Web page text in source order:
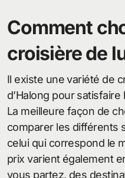
Comment
croisière de
Il existe une variété de
d’Halong pour
La meilleure façon de
comparer les différents
celui qui correspond le
prix varient également
vous partez, des